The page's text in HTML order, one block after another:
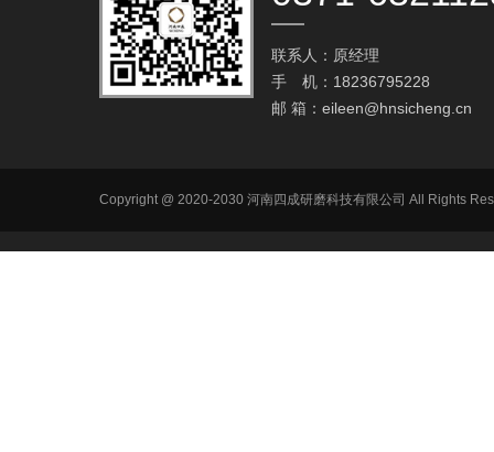
联系人：原经理
手 机：18236795228
邮 箱： eileen@hnsicheng.cn
Copyright @ 2020-2030 河南四成研磨科技有限公司 All Rights